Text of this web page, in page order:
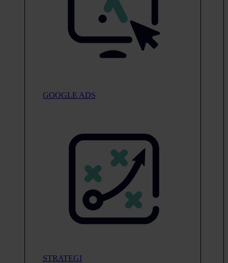
GOOGLE ADS
STRATEGI